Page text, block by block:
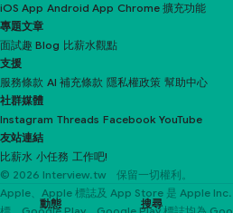
動態 搜尋
iOS App Android App Chrome 擴充功能
專題文章
面試趣 Blog 比薪水觀點
支援
服務條款 AI 補充條款 隱私權政策 幫助中心
社群媒體
Instagram Threads Facebook YouTube
友站連結
比薪水 小任務 工作吧!
© 2026 Interview.tw 保留一切權利。
Apple、Apple 標誌及 App Store 是 Apple Inc.